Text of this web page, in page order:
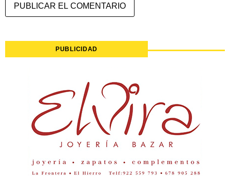
PUBLICIDAD